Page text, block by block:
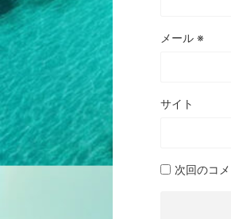
メール ※
サイト
次回のコ